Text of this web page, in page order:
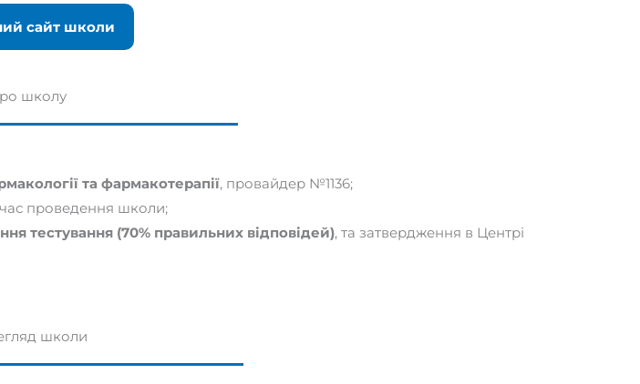
сайт школи
школу
та фармакотерапії, провайдер №1136;
час проведення школи;
тестування (70% правильних відповідей), та затвердження в Центрі
школи